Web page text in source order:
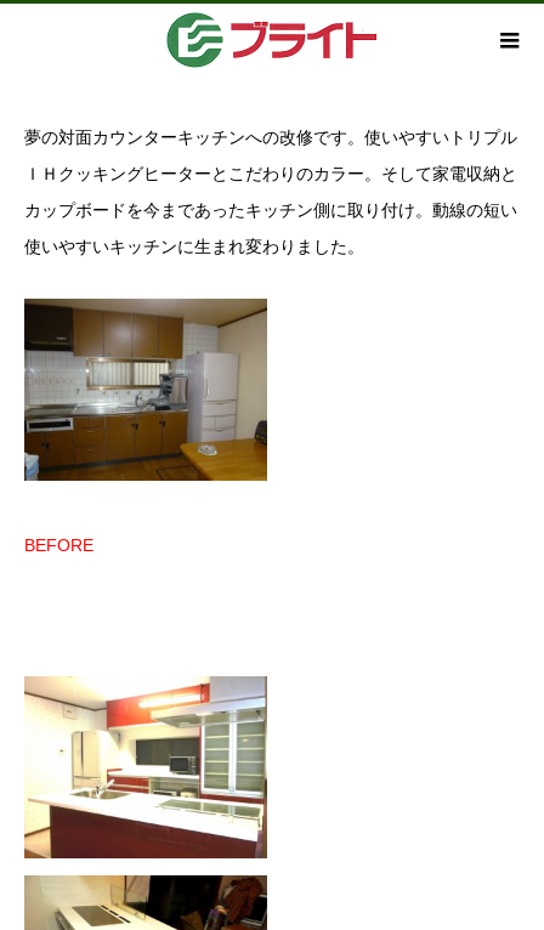
夢の対面カウンターキッチンへの改修です。使いやすいトリプル
ＩＨクッキングヒーターとこだわりのカラー。そして家電収納と
カップボードを今まであったキッチン側に取り付け。動線の短い
使いやすいキッチンに生まれ変わりました。
BEFORE